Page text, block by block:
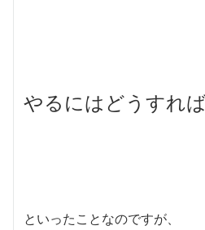
やるにはどうすれ
といったことなのですが、